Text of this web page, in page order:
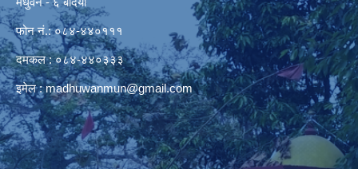
फोन नं.: ०८४-४४०१११
दमकल : ०८४-४४०३३३
इमेल :madhuwanmun@gmail.com